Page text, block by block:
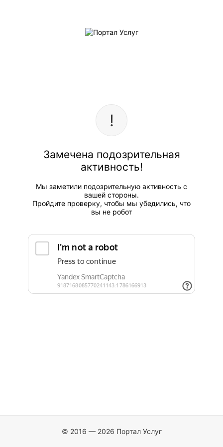
Замечена подозрительная
активность!
Мы заметили подозрительную активность с
вашей стороны.
Пройдите проверку, чтобы мы убедились, что
вы не робот
© 2016 — 2026 Портал Услуг